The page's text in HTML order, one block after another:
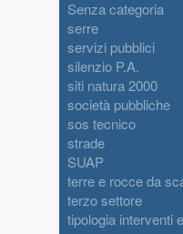
Senza categoria
serre
servizi pubblici
silenzio P.A.
siti natura 2000
società pubbliche
sos tecnico
strade
SUAP
terre e rocce da
terzo settore
tipologia interventi